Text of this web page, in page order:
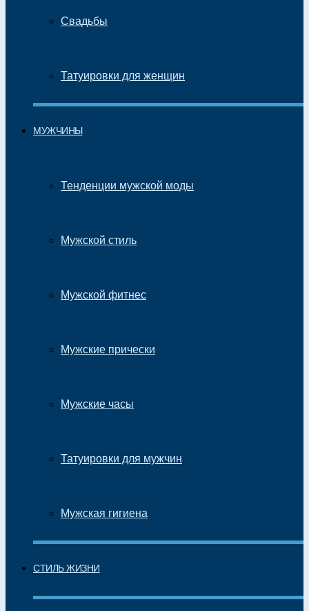
Свадьбы
Татуировки для женщин
МУЖЧИНЫ
Тенденции мужской моды
Мужской стиль
Мужской фитнес
Мужские прически
Мужские часы
Татуировки для мужчин
Мужская гигиена
СТИЛЬ ЖИЗНИ